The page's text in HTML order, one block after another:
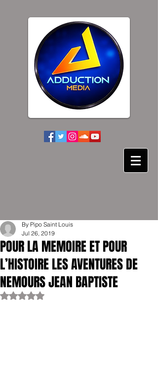
POUR LA MEMOIRE ET POUR
L’HISTOIRE LES AVENTURES DE
NEMOURS JEAN BAPTISTE
By Pipo Saint Louis
Jul 26, 2019
Rated NaN out of 5 stars.